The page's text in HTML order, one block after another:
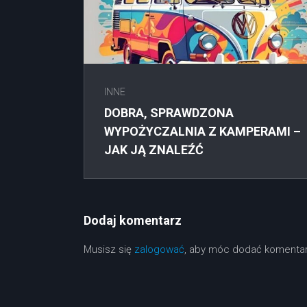
INNE
DOBRA, SPRAWDZONA
WYPOŻYCZALNIA Z KAMPERAMI –
JAK JĄ ZNALEŹĆ
Dodaj komentarz
Musisz się zalogować, aby móc dodać